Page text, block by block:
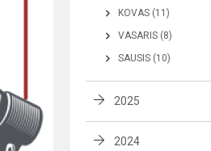
KOVAS (11)
VASARIS (8)
SAUSIS (10)
2025
2024